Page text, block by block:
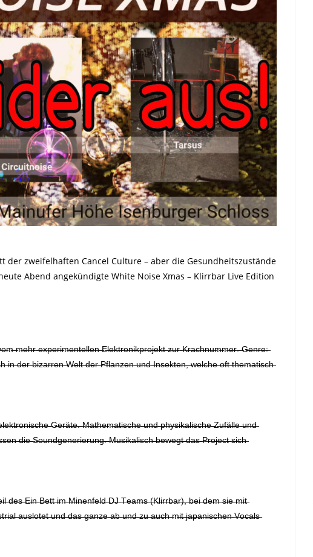
zweifelhaften Cancel Culture – aber die Gesundheitszustände
Abend angekündigte White Noise Xmas – Klirrbar Live Edition
̶m̶e̶h̶r̶ ̶e̶x̶p̶e̶r̶i̶m̶e̶n̶t̶e̶l̶l̶e̶n̶ ̶E̶l̶e̶k̶t̶r̶o̶n̶i̶k̶p̶r̶o̶j̶e̶k̶t̶ ̶z̶u̶r̶ ̶K̶r̶a̶c̶h̶n̶u̶m̶m̶e̶r̶.̶ ̶G̶e̶n̶r̶e̶:̶
̶i̶n̶ ̶d̶e̶r̶ ̶b̶i̶z̶a̶r̶r̶e̶n̶ ̶W̶e̶l̶t̶ ̶d̶e̶r̶ ̶P̶f̶l̶a̶n̶z̶e̶n̶ ̶u̶n̶d̶ ̶I̶n̶s̶e̶k̶t̶e̶n̶,̶ ̶w̶e̶l̶c̶h̶e̶ ̶o̶f̶t̶ ̶t̶h̶e̶m̶a̶t̶i̶s̶c̶h̶
̶G̶e̶r̶ä̶t̶e̶.̶ ̶M̶a̶t̶h̶e̶m̶a̶t̶i̶s̶c̶h̶e̶ ̶u̶n̶d̶ ̶p̶h̶y̶s̶i̶k̶a̶l̶i̶s̶c̶h̶e̶ ̶Z̶u̶f̶ä̶l̶l̶e̶ ̶u̶n̶d̶
̶d̶i̶e̶ ̶S̶o̶u̶n̶d̶g̶e̶n̶e̶r̶i̶e̶r̶u̶n̶g̶.̶ ̶M̶u̶s̶i̶k̶a̶l̶i̶s̶c̶h̶ ̶b̶e̶w̶e̶g̶t̶ ̶d̶a̶s̶ ̶P̶r̶o̶j̶e̶c̶t̶ ̶s̶i̶c̶h̶
̶d̶e̶s̶ ̶E̶i̶n̶ ̶B̶e̶t̶t̶ ̶i̶m̶ ̶M̶i̶n̶e̶n̶f̶e̶l̶d̶ ̶D̶J̶ ̶T̶e̶a̶m̶s̶ ̶(̶K̶l̶i̶r̶r̶b̶a̶r̶)̶,̶ ̶b̶e̶i̶ ̶d̶e̶m̶ ̶s̶i̶e̶ ̶m̶i̶t̶
̶a̶u̶s̶l̶o̶t̶e̶t̶ ̶u̶n̶d̶ ̶d̶a̶s̶ ̶g̶a̶n̶z̶e̶ ̶a̶b̶ ̶u̶n̶d̶ ̶z̶u̶ ̶a̶u̶c̶h̶ ̶m̶i̶t̶ ̶j̶a̶p̶a̶n̶i̶s̶c̶h̶e̶n̶ ̶V̶o̶c̶a̶l̶s̶